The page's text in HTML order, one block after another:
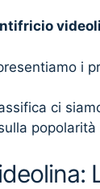
i
ci
popolarità